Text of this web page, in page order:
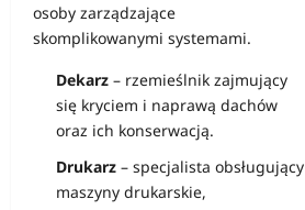
osoby zarządzające
skomplikowanymi systemami.
Dekarz – rzemieślnik zajmujący
się kryciem i naprawą dachów
oraz ich konserwacją.
Drukarz – specjalista obsługujący
maszyny drukarskie,